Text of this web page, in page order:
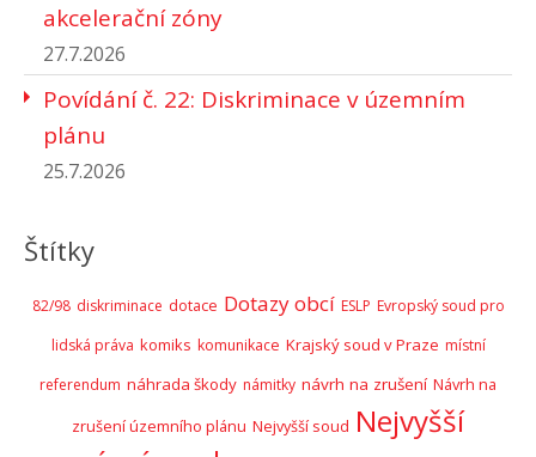
akcelerační zóny
27.7.2026
Povídání č. 22: Diskriminace v územním
plánu
25.7.2026
Štítky
82/98 diskriminace dotace Dotazy obcí ESLP Evropský soud pro
lidská práva komiks komunikace Krajský soud v Praze místní
referendum náhrada škody námitky návrh na zrušení Návrh na
zrušení územního plánu Nejvyšší soud Nejvyšší